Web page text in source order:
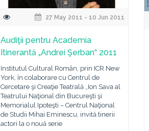
27 May 2011 - 10 Jun 2011
Audiţii pentru Academia
Itinerantă „Andrei Şerban“ 2011
Institutul Cultural Român, prin ICR New
York, în colaborare cu Centrul de
Cercetare şi Creaţie Teatrală „Ion Sava al
Teatrului Naţional din Bucureşti şi
Memorialul Ipoteşti – Centrul Naţional
de Studii Mihai Eminescu, invită tinerii
actori la o nouă serie